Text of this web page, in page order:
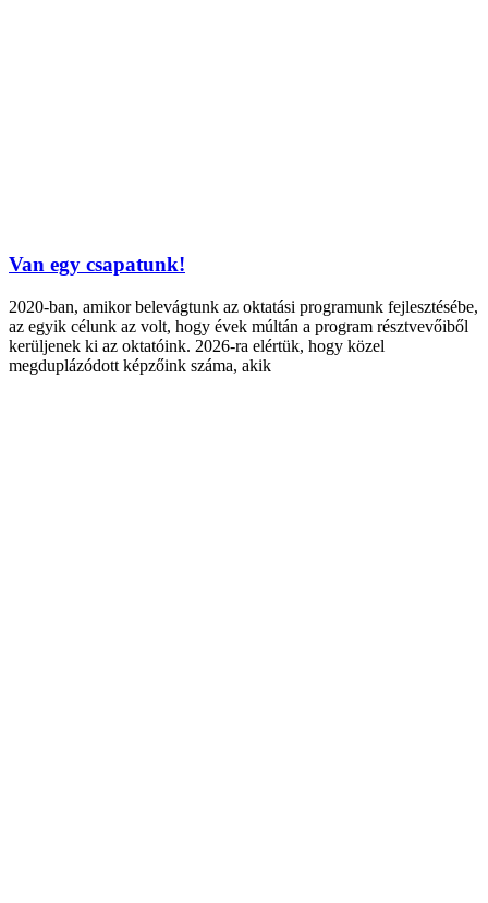
Van egy csapatunk!
2020-ban, amikor belevágtunk az oktatási programunk fejlesztésébe,
az egyik célunk az volt, hogy évek múltán a program résztvevőiből
kerüljenek ki az oktatóink. 2026-ra elértük, hogy közel
megduplázódott képzőink száma, akik